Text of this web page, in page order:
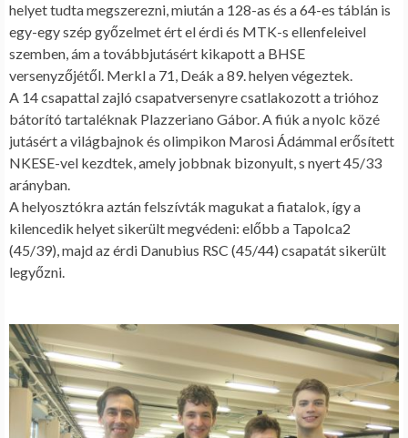
helyet tudta megszerezni, miután a 128-as és a 64-es táblán is
egy-egy szép győzelmet ért el érdi és MTK-s ellenfeleivel
szemben, ám a továbbjutásért kikapott a BHSE
versenyzőjétől. Merkl a 71, Deák a 89. helyen végeztek.
A 14 csapattal zajló csapatversenyre csatlakozott a trióhoz
bátorító tartaléknak Plazzeriano Gábor. A fiúk a nyolc közé
jutásért a világbajnok és olimpikon Marosi Ádámmal erősített
NKESE-vel kezdtek, amely jobbnak bizonyult, s nyert 45/33
arányban.
A helyosztókra aztán felszívták magukat a fiatalok, így a
kilencedik helyet sikerült megvédeni: előbb a Tapolca2
(45/39), majd az érdi Danubius RSC (45/44) csapatát sikerült
legyőzni.